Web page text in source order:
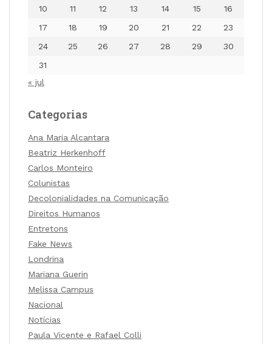
10
11 12 13 14 15
16
17
18 19 20 21 22
23
24
25 26 27 28 29
30
31
« jul
Categorias
Ana Maria Alcantara
Beatriz Herkenhoff
Carlos Monteiro
Colunistas
Decolonialidades na Comunicação
Direitos Humanos
Entretons
Fake News
Londrina
Mariana Guerin
Melissa Campus
Nacional
Notícias
Paula Vicente e Rafael Colli